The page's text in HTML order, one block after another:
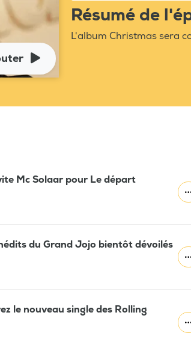
Résumé de
L'album Christmas sera
Mc Solaar pour Le départ
du Grand Jojo bientôt dévoilés
le nouveau single des Rolling